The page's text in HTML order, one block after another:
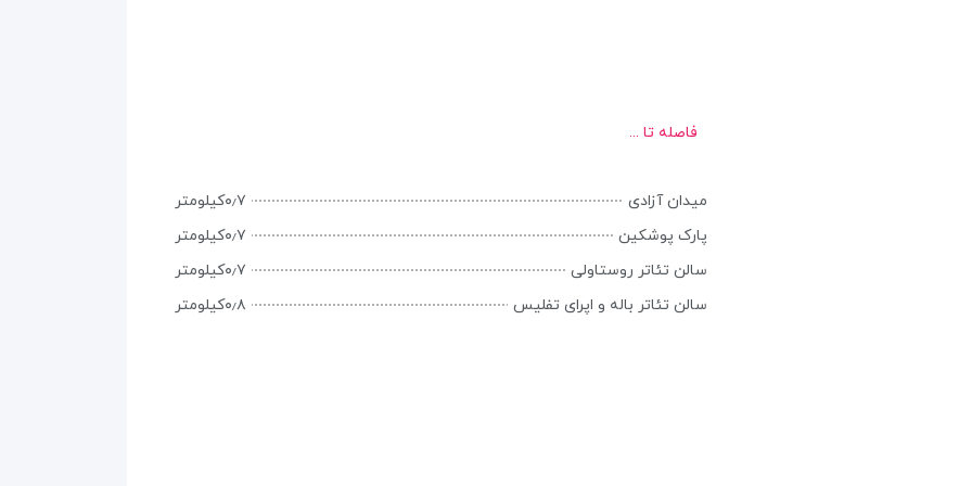
فاصله تا ...
میدان آزادی
۰٫۷کیلومتر
پارک پوشکین
۰٫۷کیلومتر
سالن تئاتر روستاولی
۰٫۷کیلومتر
سالن تئاتر باله و اپرای تفلیس
۰٫۸کیلومتر